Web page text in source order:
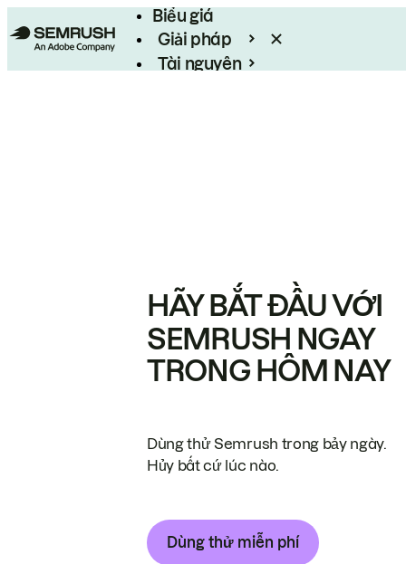
Biểu giá
Giải pháp
Tài nguyên
HÃY BẮT ĐẦU VỚI
SEMRUSH NGAY
TRONG HÔM NAY
Dùng thử Semrush trong bảy ngày.
Hủy bất cứ lúc nào.
Dùng thử miễn phí